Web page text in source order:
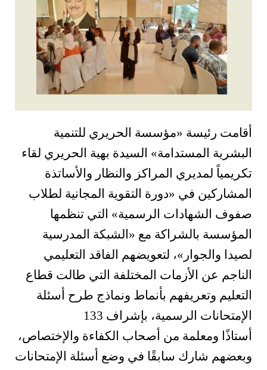
أقامت رئيسة «مؤسسة الحريري للتنمية
البشرية المستدامة» السيدة بهية الحريري لقاء
تكريمياً لمديري المراكز والنظار والأساتذة
المشاركين في »دورة التقوية المجانية لطلاب
صفوف الشهادات الرسمية» التي تنظمها
المؤسسة بالشراكة مع » الشبكة المدرسية
لصيدا والجوار «، لتعويضهم الفاقد التعليمي
الناجم عن الأزمات المختلفة التي طالت قطاع
التعليم وتعريفهم بأنماط ونماذج طرح أسئلة
الإمتحانات الرسمية، بإشراف 133
أستاذًا ومعلمة من أصحاب الكفاءة والإختصاص،
وبعضهم شارك سابقًا في وضع أسئلة الإمتحانات